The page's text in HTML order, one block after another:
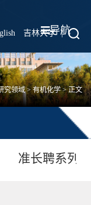
吉林大学 |
导航
究领域>有机化学> 正文
准长聘系列